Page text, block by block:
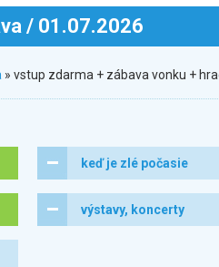
/ 01.07.2026
» vstup zdarma + zábava vonku +
keď je zlé počasie
výstavy, koncerty